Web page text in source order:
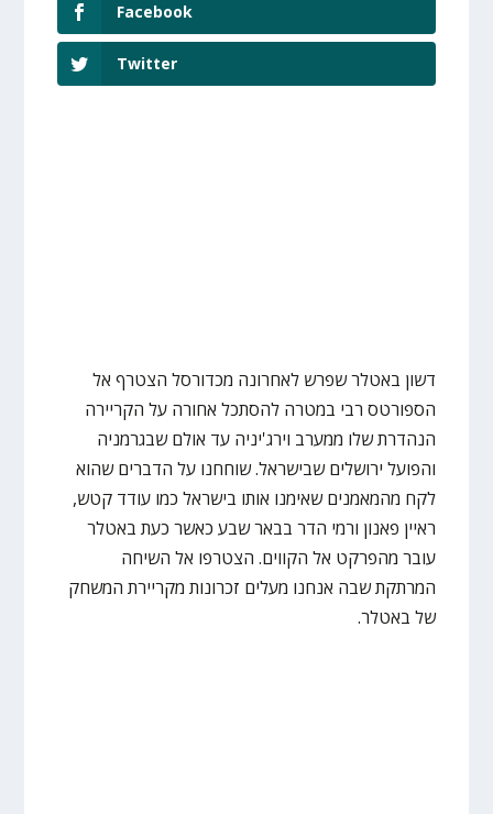
Facebook
Twitter
דשון באטלר שפרש לאחרונה מכדורסל הצטרף אל
הספורטס רבי במטרה להסתכל אחורה על הקריירה
הנהדרת שלו ממערב וירג'יניה עד אולם שבגרמניה
והפועל ירושלים שבישראל. שוחחנו על הדברים שהוא
לקח מהמאמנים שאימנו אותו בישראל כמו עודד קטש,
ראיין פאנון ורמי הדר בבאר שבע כאשר כעת באטלר
עובר מהפרקט אל הקווים. הצטרפו אל השיחה
המרתקת שבה אנחנו מעלים זכרונות מקריירת המשחק
של באטלר.